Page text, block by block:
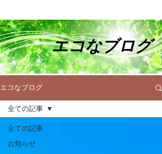
エコなブログ
エコなブログ
全ての記事
お知らせ
全ての記事